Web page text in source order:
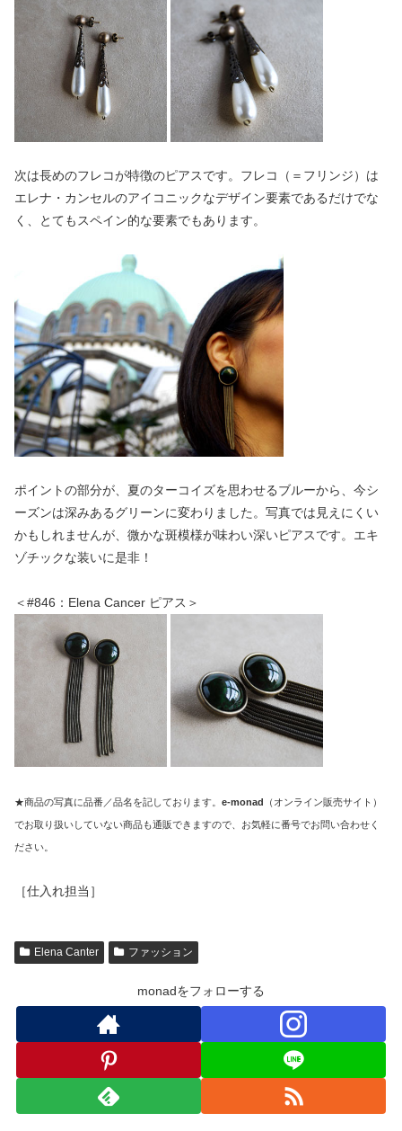
次は長めのフレコが特徴のピアスです。フレコ（＝フリンジ）は
エレナ・カンセルのアイコニックなデザイン要素であるだけでな
く、とてもスペイン的な要素でもあります。
ポイントの部分が、夏のターコイズを思わせるブルーから、今シ
ーズンは深みあるグリーンに変わりました。写真では見えにくい
かもしれませんが、微かな斑模様が味わい深いピアスです。エキ
ゾチックな装いに是非！
＜#846：Elena Cancer ピアス＞
★商品の写真に品番／品名を記しております。 e-monad （オンライン販売サイト）
でお取り扱いしていない商品も通販できますので、お気軽に番号でお問い合わせく
ださい。
［仕入れ担当］
Elena Canter ファッション
monadをフォローする